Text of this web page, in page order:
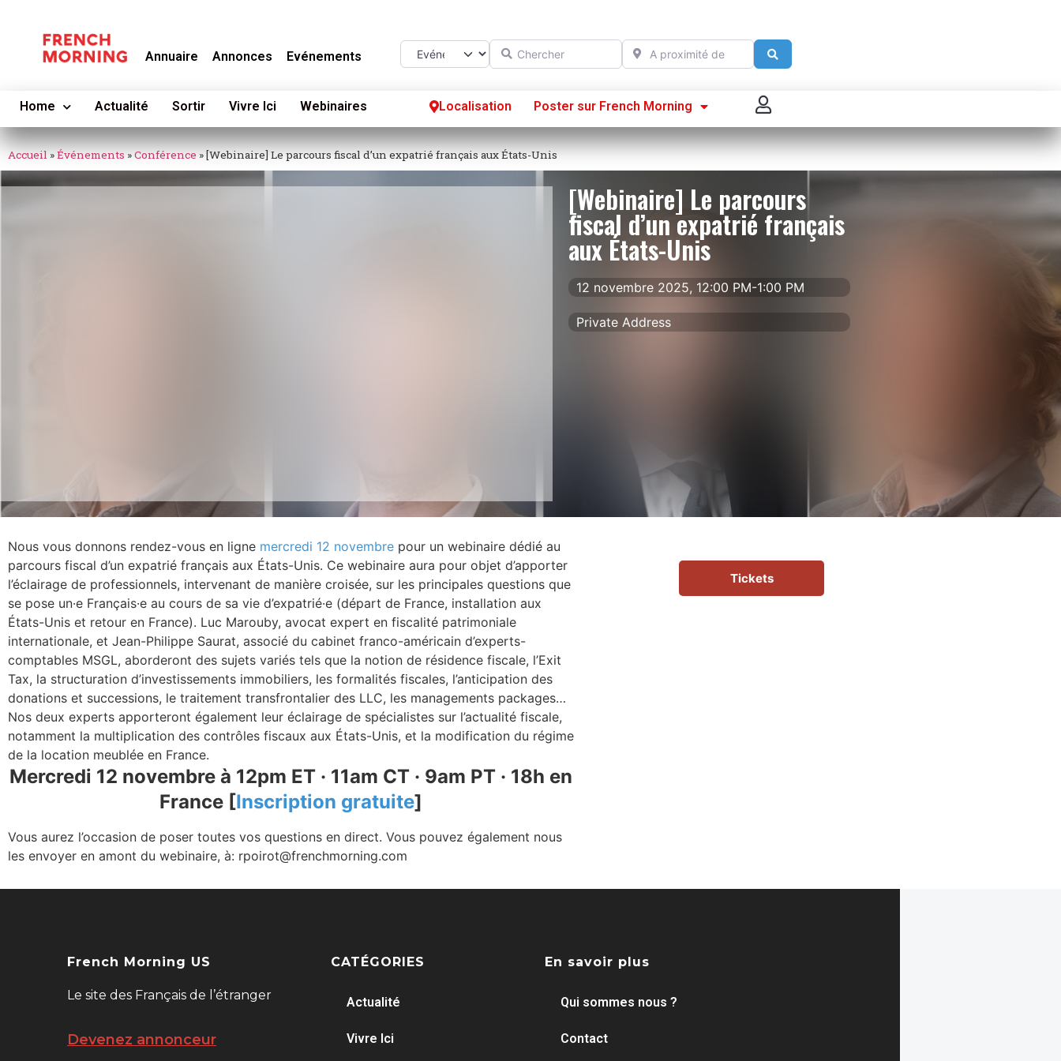
Annuaire Annonces Evénements
Select search typeChercher A proximité de
Home Actualité Sortir Vivre Ici Webinaires Localisation Poster sur French Morning
Se connecter
S’enregistrer
Poster sur French Morning
Accueil »Événements »Conférence »[Webinaire] Le parcours fiscal d’un expatrié français aux États-Unis
[Webinaire] Le parcours
fiscal d’un expatrié français
aux États-Unis
12 novembre 2025, 12:00 PM-1:00 PM
Private Address
Nous vous donnons rendez-vous en ligne mercredi 12 novembre pour un webinaire dédié au
parcours fiscal d’un expatrié français aux États-Unis. Ce webinaire aura pour objet d’apporter
l’éclairage de professionnels, intervenant de manière croisée, sur les principales questions que
se pose un·e Français·e au cours de sa vie d’expatrié·e (départ de France, installation aux
États-Unis et retour en France). Luc Marouby, avocat expert en fiscalité patrimoniale
internationale, et Jean-Philippe Saurat, associé du cabinet franco-américain d’experts-
comptables MSGL, aborderont des sujets variés tels que la notion de résidence fiscale, l’Exit
Tax, la structuration d’investissements immobiliers, les formalités fiscales, l’anticipation des
donations et successions, le traitement transfrontalier des LLC, les managements packages…
Nos deux experts apporteront également leur éclairage de spécialistes sur l’actualité fiscale,
notamment la multiplication des contrôles fiscaux aux États-Unis, et la modification du régime
de la location meublée en France.
Mercredi 12 novembre à 12pm ET · 11am CT · 9am PT · 18h en
France [Inscription gratuite]
Vous aurez l’occasion de poser toutes vos questions en direct. Vous pouvez également nous
les envoyer en amont du webinaire, à: rpoirot@frenchmorning.com
Tickets
French Morning US
Le site des Français de l’étranger
Devenez annonceur
CATÉGORIES
Actualité
Vivre Ici
En savoir plus
Qui sommes nous ?
Contact